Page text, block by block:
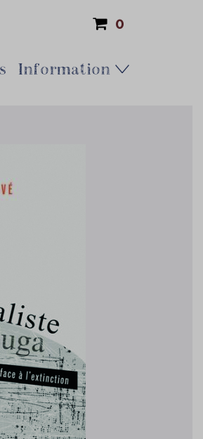
0
Information